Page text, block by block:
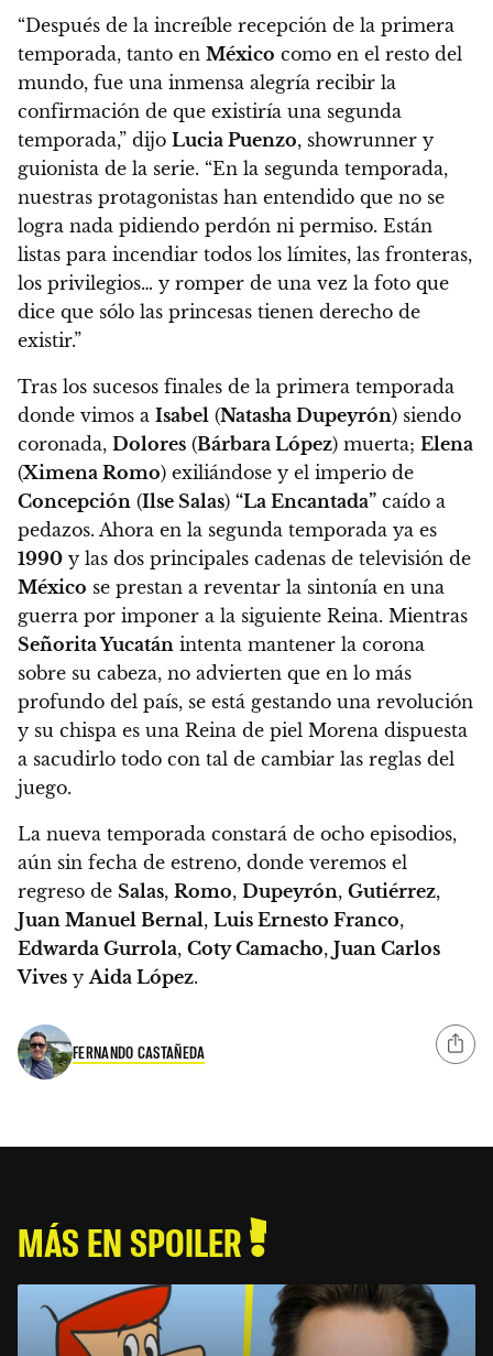
“Después de la increíble recepción de la primera
temporada, tanto en México como en el resto del
mundo, fue una inmensa alegría recibir la
confirmación de que existiría una segunda
temporada,” dijo Lucia Puenzo, showrunner y
guionista de la serie. “En la segunda temporada,
nuestras protagonistas han entendido que no se
logra nada pidiendo perdón ni permiso. Están
listas para incendiar todos los límites, las fronteras,
los privilegios… y romper de una vez la foto que
dice que sólo las princesas tienen derecho de
existir.”
Tras los sucesos finales de la primera temporada
donde vimos a Isabel (Natasha Dupeyrón) siendo
coronada, Dolores (Bárbara López) muerta; Elena
(Ximena Romo) exiliándose y el imperio de
Concepción (Ilse Salas) “La Encantada” caído a
pedazos. Ahora en la segunda temporada ya es
1990 y las dos principales cadenas de televisión de
México se prestan a reventar la sintonía en una
guerra por imponer a la siguiente Reina. Mientras
Señorita Yucatán intenta mantener la corona
sobre su cabeza, no advierten que en lo más
profundo del país, se está gestando una revolución
y su chispa es una Reina de piel Morena dispuesta
a sacudirlo todo con tal de cambiar las reglas del
juego.
La nueva temporada constará de ocho episodios,
aún sin fecha de estreno, donde veremos el
regreso de Salas, Romo, Dupeyrón, Gutiérrez,
Juan Manuel Bernal, Luis Ernesto Franco,
Edwarda Gurrola, Coty Camacho, Juan Carlos
Vives y Aida López.
FERNANDO CASTAÑEDA
MÁS EN SPOILER